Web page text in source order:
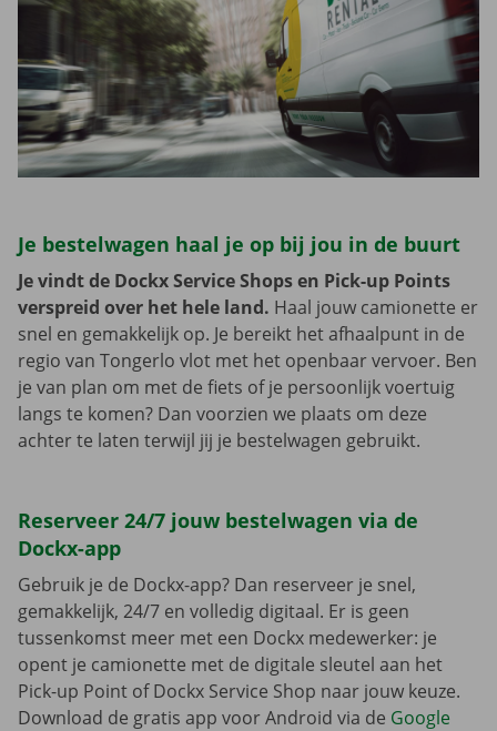
Je bestelwagen haal je op bij jou in de buurt
Je vindt de Dockx Service Shops en Pick-up Points
verspreid over het hele land. Haal jouw camionette er
snel en gemakkelijk op. Je bereikt het afhaalpunt in de
regio van Tongerlo vlot met het openbaar vervoer. Ben
je van plan om met de fiets of je persoonlijk voertuig
langs te komen? Dan voorzien we plaats om deze
achter te laten terwijl jij je bestelwagen gebruikt.
Reserveer 24/7 jouw bestelwagen via de
Dockx-app
Gebruik je de Dockx-app? Dan reserveer je snel,
gemakkelijk, 24/7 en volledig digitaal. Er is geen
tussenkomst meer met een Dockx medewerker: je
opent je camionette met de digitale sleutel aan het
Pick-up Point of Dockx Service Shop naar jouw keuze.
Download de gratis app voor Android via de Google